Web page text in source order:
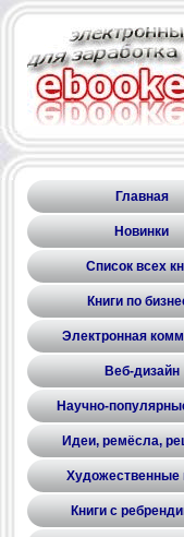
Главная
Новинки
Список всех
Книги по
Электронная
Веб-дизайн
Научно-
Идеи, ремёсла,
Художественные
Книги с